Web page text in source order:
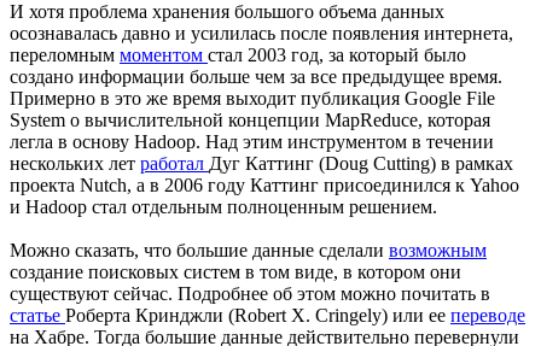
И хотя проблема хранения большого объема данных
осознавалась давно и усилилась после появления интернета,
переломным моментом стал 2003 год, за который было
создано информации больше чем за все предыдущее время.
Примерно в это же время выходит публикация Google File
System о вычислительной концепции MapReduce, которая
легла в основу Hadoop. Над этим инструментом в течении
нескольких лет работал Дуг Каттинг (Doug Cutting) в рамках
проекта Nutch, а в 2006 году Каттинг присоединился к Yahoo
и Hadoop стал отдельным полноценным решением.
Можно сказать, что большие данные сделали возможным
создание поисковых систем в том виде, в котором они
существуют сейчас. Подробнее об этом можно почитать в
статье Роберта Кринджли (Robert X. Cringely) или ее переводе
на Хабре. Тогда большие данные действительно перевернули